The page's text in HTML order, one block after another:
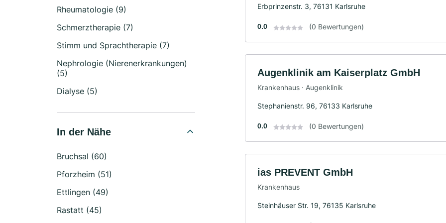
Rheumatologie (9)
Schmerztherapie (7)
Stimm und Sprachtherapie (7)
Nephrologie (Nierenerkrankungen)
(5)
Dialyse (5)
In der Nähe
Bruchsal (60)
Pforzheim (51)
Ettlingen (49)
Rastatt (45)
Erbprinzenstr. 3, 76131 Karlsruhe
0.0 (0 Bewertungen)
Augenklinik am Kaiserplatz GmbH
Krankenhaus · Augenklinik
Stephanienstr. 96, 76133 Karlsruhe
0.0 (0 Bewertungen)
ias PREVENT GmbH
Krankenhaus
Steinhäuser Str. 19, 76135 Karlsruhe